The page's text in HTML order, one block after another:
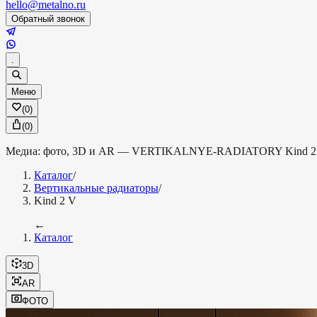
hello@metalno.ru
Обратный звонок
.
Меню
(0)
(0)
Медиа: фото, 3D и AR — VERTIKALNYE-RADIATORY Kind
Каталог/
Вертикальные радиаторы/
Kind 2 V
←
Каталог
3D
AR
ФОТО